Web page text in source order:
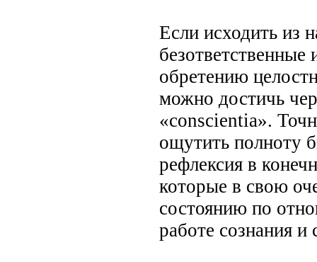
Если исходить из
обретению
можно достичь
«conscientia».
ощутить полноту
рефлексия в
которые в свою
состоянию по
работе сознания